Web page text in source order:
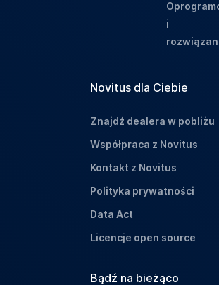
i
Novitus dla Ciebie
Znajdź dealera w pobliżu
Współpraca z Novitus
Kontakt z Novitus
Polityka prywatności
Data Act
Licencje open source
Bądź na bieżąco